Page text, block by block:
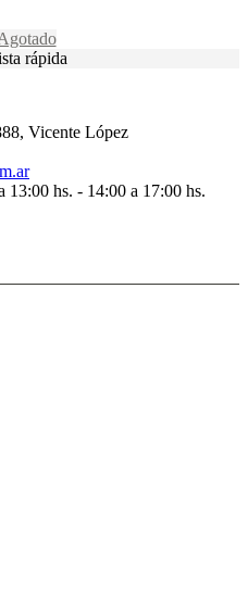
rápida
Vicente López
13:00 hs. - 14:00 a 17:00 hs.